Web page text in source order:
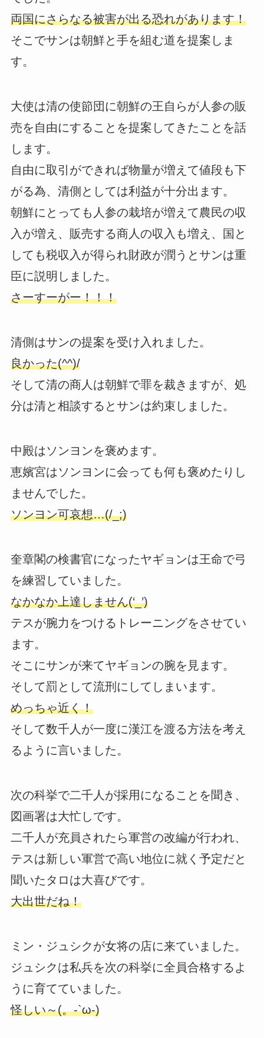
両国にさらなる被害が出る恐れがあります！
そこでサンは朝鮮と手を組む道を提案しま
す。
大使は清の使節団に朝鮮の王自らが人参の販
売を自由にすることを提案してきたことを話
します。
自由に取引ができれば物量が増えて値段も下
がる為、清側としては利益が十分出ます。
朝鮮にとっても人参の栽培が増えて農民の収
入が増え、販売する商人の収入も増え、国と
しても税収入が得られ財政が潤うとサンは重
臣に説明しました。
さーすーがー！！！
清側はサンの提案を受け入れました。
良かった(^^)/
そして清の商人は朝鮮で罪を裁きますが、処
分は清と相談するとサンは約束しました。
中殿はソンヨンを褒めます。
恵嬪宮はソンヨンに会っても何も褒めたりし
ませんでした。
ソンヨン可哀想…(/_;)
奎章閣の検書官になったヤギョンは王命で弓
を練習していました。
なかなか上達しません(‘_’)
テスが腕力をつけるトレーニングをさせてい
ます。
そこにサンが来てヤギョンの腕を見ます。
そして罰として流刑にしてしまいます。
めっちゃ近く！
そして数千人が一度に漢江を渡る方法を考え
るように言いました。
次の科挙で二千人が採用になることを聞き、
図画署は大忙しです。
二千人が充員されたら軍営の改編が行われ、
テスは新しい軍営で高い地位に就く予定だと
聞いたタロは大喜びです。
大出世だね！
ミン・ジュシクが女将の店に来ていました。
ジュシクは私兵を次の科挙に全員合格するよ
うに育てていました。
怪しい～(。-`ω-)